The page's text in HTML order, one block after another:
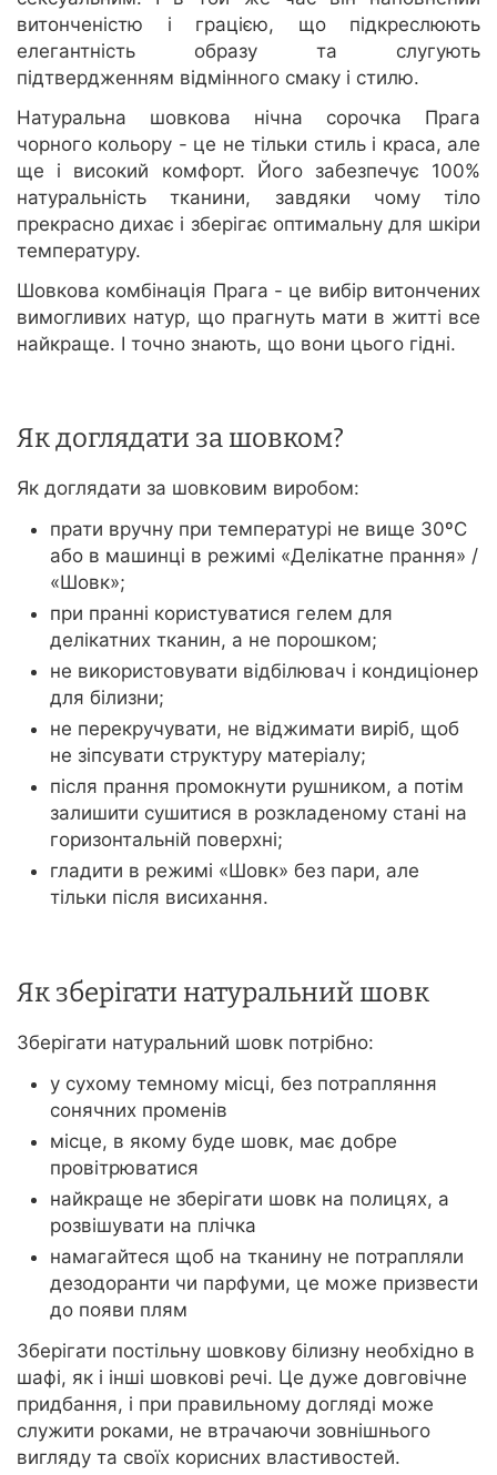
витонченістю і грацією, що підкреслюють
елегантність образу та слугують
підтвердженням відмінного смаку і стилю.
Натуральна шовкова нічна сорочка Прага
чорного кольору - це не тільки стиль і краса, але
ще і високий комфорт. Його забезпечує 100%
натуральність тканини, завдяки чому тіло
прекрасно дихає і зберігає оптимальну для шкіри
температуру.
Шовкова комбінація Прага - це вибір витончених
вимогливих натур, що прагнуть мати в житті все
найкраще. І точно знають, що вони цього гідні.
Як доглядати за шовком?
Як доглядати за шовковим виробом:
прати вручну при температурі не вище 30ºС
або в машинці в режимі «Делікатне прання» /
«Шовк»;
при пранні користуватися гелем для
делікатних тканин, а не порошком;
не використовувати відбілювач і кондиціонер
для білизни;
не перекручувати, не віджимати виріб, щоб
не зіпсувати структуру матеріалу;
після прання промокнути рушником, а потім
залишити сушитися в розкладеному стані на
горизонтальній поверхні;
гладити в режимі «Шовк» без пари, але
тільки після висихання.
Як зберігати натуральний шовк
Зберігати натуральний шовк потрібно:
у сухому темному місці, без потрапляння
сонячних променів
місце, в якому буде шовк, має добре
провітрюватися
найкраще не зберігати шовк на полицях, а
розвішувати на плічка
намагайтеся щоб на тканину не потрапляли
дезодоранти чи парфуми, це може призвести
до появи плям
Зберігати постільну шовкову білизну необхідно в
шафі, як і інші шовкові речі. Це дуже довговічне
придбання, і при правильному догляді може
служити роками, не втрачаючи зовнішнього
вигляду та своїх корисних властивостей.